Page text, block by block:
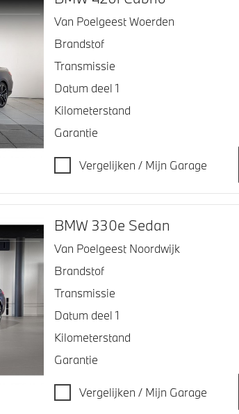
Van Poelgeest Woerden
Brandstof
Transmissie
Datum deel 1
Kilometerstand
Garantie
Vergelijken / Mijn Garage
BMW 330e Sedan
Van Poelgeest Noordwijk
Brandstof
Transmissie
Datum deel 1
Kilometerstand
Garantie
Vergelijken / Mijn Garage